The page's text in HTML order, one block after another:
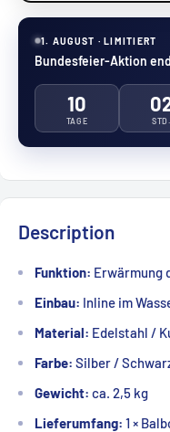
1. AUGUST · LIMITIERT
Bundesfeier-Aktion
10
TAGE STD.
Description
Funktion: Erwärmung
Einbau: Inline im
Material: Edelstahl /
Farbe: Silber /
Gewicht: ca. 2,5 kg
Lieferumfang: 1 ×